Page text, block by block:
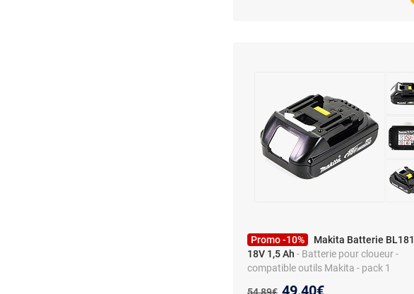
Promo -10%
Makita Batterie
18V 1,5 Ah - Batterie pour cloueur -
compatible outils Makita - pack 1
Ancien prix :Nouveau prix :